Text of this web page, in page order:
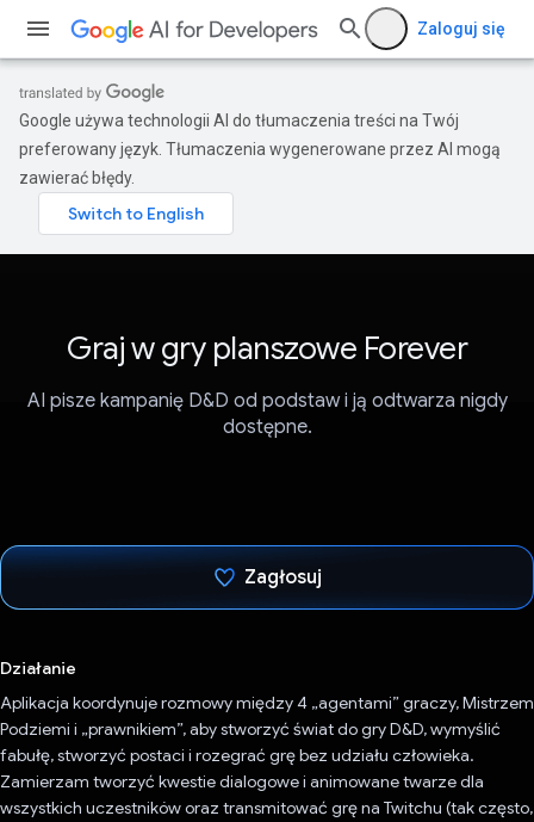
Zaloguj się
Google używa technologii AI do tłumaczenia treści na Twój
preferowany język. Tłumaczenia wygenerowane przez AI mogą
zawierać błędy.
Graj w gry planszowe Forever
AI pisze kampanię D&D od podstaw i ją odtwarza nigdy
dostępne.
Zagłosuj
Działanie
Aplikacja koordynuje rozmowy między 4 „agentami” graczy, Mistrzem
Podziemi i „prawnikiem”, aby stworzyć świat do gry D&D, wymyślić
fabułę, stworzyć postaci i rozegrać grę bez udziału człowieka.
Zamierzam tworzyć kwestie dialogowe i animowane twarze dla
wszystkich uczestników oraz transmitować grę na Twitchu (tak często,